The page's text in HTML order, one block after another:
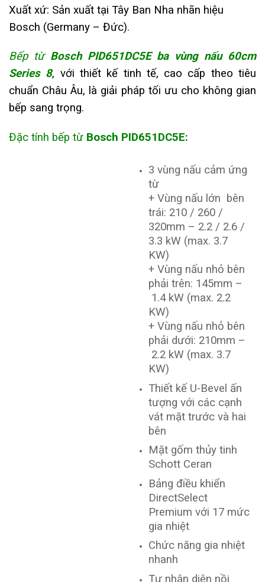
Xuất xứ: Sản xuất tại Tây Ban Nha nhãn hiệu
Bosch (Germany – Đức).
Bếp từ Bosch PID651DC5E ba vùng nấu 60cm
Series 8, với thiết kế tinh tế, cao cấp theo tiêu
chuẩn Châu Âu, là giải pháp tối ưu cho không gian
bếp sang trọng.
Đặc tính bếp từ Bosch PID651DC5E:
3 vùng nấu cảm ứng
từ
+ Vùng nấu lớn bên
trái: 210 / 260 /
320mm – 2.2 / 2.6 /
3.3 kW (max. 3.7
KW)
+ Vùng nấu nhỏ bên
phải trên: 145mm –
1.4 kW (max. 2.2
KW)
+ Vùng nấu nhỏ bên
phải dưới: 210mm –
2.2 kW (max. 3.7
KW)
Thiết kế U-Bevel ấn
tượng với các cạnh
vát mặt trước và hai
bên
Mặt gốm thủy tinh
Schott Ceran
Bảng điều khiển
DirectSelect
Premium với 17 mức
gia nhiệt
Chức năng gia nhiệt
nhanh
Tự nhận diện nồi